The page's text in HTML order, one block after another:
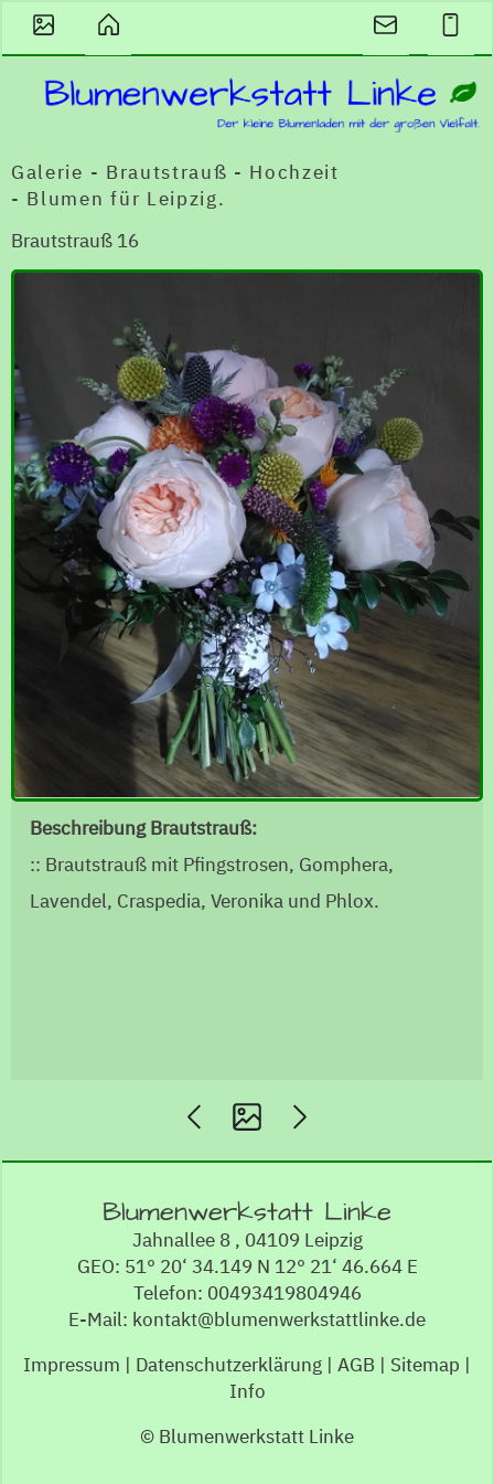
Galerie - Brautstrauß - Hochzeit
- Blumen für Leipzig.
Brautstrauß 16
Beschreibung Brautstrauß:
:: Brautstrauß mit Pfingstrosen, Gomphera,
Lavendel, Craspedia, Veronika und Phlox.
Blumenwerkstatt Linke
Jahnallee 8 , 04109 Leipzig
GEO: 51° 20‘ 34.149 N 12° 21‘ 46.664 E
Telefon: 00493419804946
E-Mail: kontakt@blumenwerkstattlinke.de
Impressum | Datenschutzerklärung | AGB | Sitemap |
Info
© Blumenwerkstatt Linke